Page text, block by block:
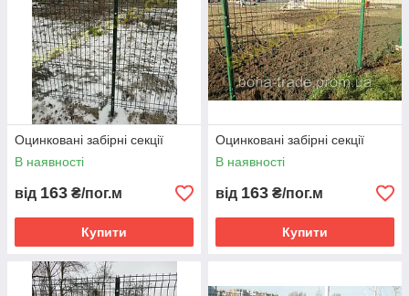
Оцинковані забірні секції
В наявності
від 163 ₴/пог.м
Купити
Оцинковані забірні секції
В наявності
від 163 ₴/пог.м
Купити